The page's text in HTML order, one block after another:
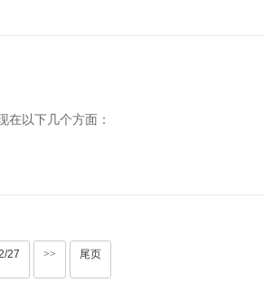
在以下几个方面：
27 >> 尾页